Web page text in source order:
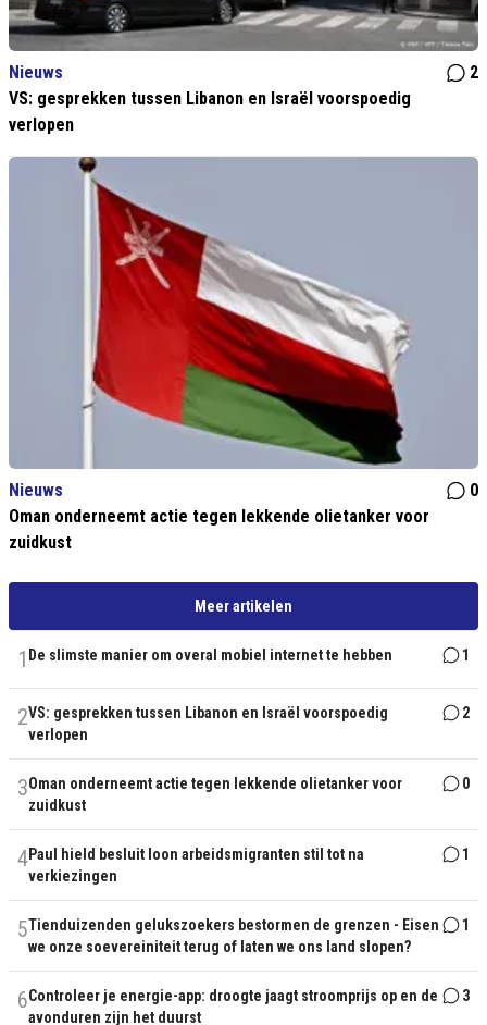
Nieuws
2
VS: gesprekken tussen Libanon en Israël voorspoedig
verlopen
Nieuws
0
Oman onderneemt actie tegen lekkende olietanker voor
zuidkust
Meer artikelen
1 De slimste manier om overal mobiel internet te hebben 1
2VS: gesprekken tussen Libanon en Israël voorspoedig
verlopen
2
3Oman onderneemt actie tegen lekkende olietanker voor
zuidkust
0
4Paul hield besluit loon arbeidsmigranten stil tot na
verkiezingen
1
5Tienduizenden gelukszoekers bestormen de grenzen - Eisen
we onze soevereiniteit terug of laten we ons land slopen?
1
6Controleer je energie-app: droogte jaagt stroomprijs op en de
avonduren zijn het duurst
3